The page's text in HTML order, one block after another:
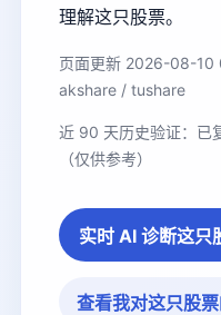
理解这只股票。
页面更新 2026-08-10
akshare / tushare
近 90 天历史验证：已
（仅供参考）
实时 AI 诊断这只
查看我对这只股